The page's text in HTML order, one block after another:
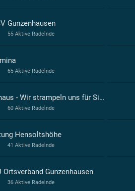
Gunzenhausen
55 Aktive Radelnde
65 Aktive Radelnde
Rathaus - Wir strampeln uns für Sie ab!
60 Aktive Radelnde
Hensoltshöhe
41 Aktive Radelnde
Ortsverband Gunzenhausen
36 Aktive Radelnde